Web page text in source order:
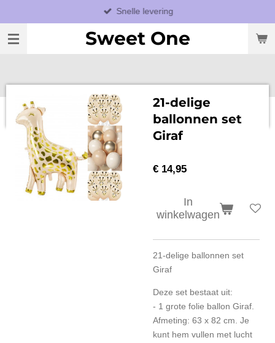
direct
naar
Sweet One
Snelle levering
21-delige
ballonnen set
Giraf
€ 14,95
In
winkelwagen
21-delige ballonnen set
Giraf
Deze set bestaat uit:
- 1 grote folie ballon Giraf.
Afmeting: 63 x 82 cm. Je
kunt hem vullen met lucht